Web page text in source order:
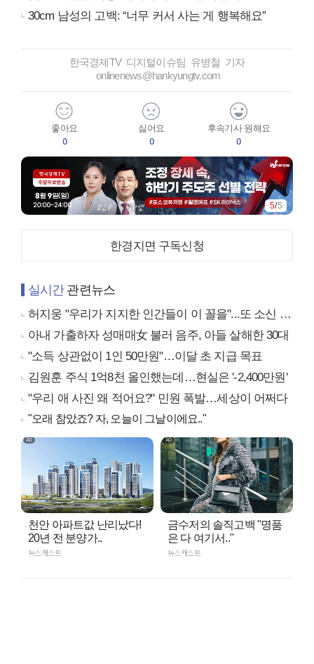
30cm 남성의 고백: “너무 커서 사는 게 행복해요”
한국경제TV 디지털이슈팀 유병철 기자
onlinenews@hankyungtv.com
좋아요
0
싫어요
0
후속기사 원해요
0
5/5
한경지면 구독신청
실시간관련뉴스
허지웅 "우리가 지지한 인간들이 이 꼴을"...또 소신 발언
아내 가출하자 성매매女 불러 음주, 아들 살해한 30대
"소득 상관없이 1인 50만원"…이달 초 지급 목표
김원훈 주식 1억8천 올인했는데…현실은 '-2,400만원'
"우리 애 사진 왜 적어요?" 민원 폭발…세상이 어쩌다
"오래 참았죠? 자, 오늘이 그날이에요.."
천안 아파트값 난리났다!
20년 전 분양가..
뉴스캐스트
금수저의 솔직고백 "명품
은 다 여기서.."
뉴스캐스트